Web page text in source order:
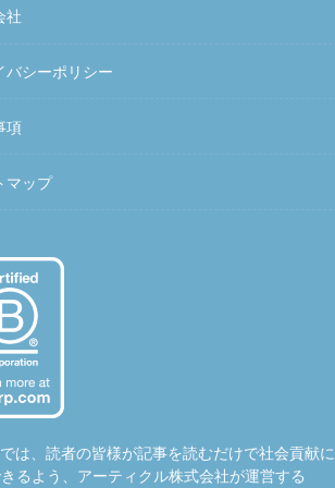
社
バシーポリシー
項
マップ
は、読者の皆様が記事を読むだけで社会貢献に
るよう、アーティクル株式会社が運営する